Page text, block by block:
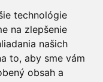
technológie
na zlepšenie
našich
to, aby sme vám
obsah a